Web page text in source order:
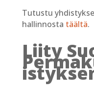
Tutustu
hallinnosta täältä.
Liity